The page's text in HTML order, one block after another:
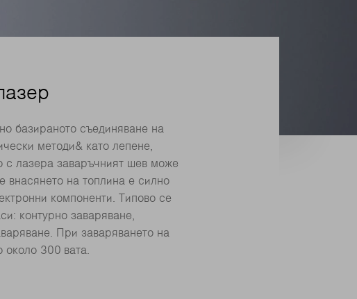
базираното съединяване на
методи& като лепене,
с лазера заваръчният шев може
внасянето на топлина е силно
компоненти. Типово се
контурно заваряване,
При заваряването на
около 300 вата.